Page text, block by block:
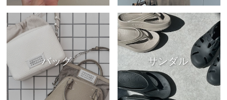
バッグ サンダル